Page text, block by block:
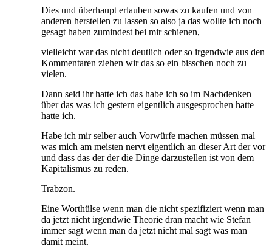
Dies und überhaupt erlauben sowas zu kaufen und von
anderen herstellen zu lassen so also ja das wollte ich noch
gesagt haben zumindest bei mir schienen,
vielleicht war das nicht deutlich oder so irgendwie aus den
Kommentaren ziehen wir das so ein bisschen noch zu
vielen.
Dann seid ihr hatte ich das habe ich so im Nachdenken
über das was ich gestern eigentlich ausgesprochen hatte
hatte ich.
Habe ich mir selber auch Vorwürfe machen müssen mal
was mich am meisten nervt eigentlich an dieser Art der vor
und dass das der der die Dinge darzustellen ist von dem
Kapitalismus zu reden.
Trabzon.
Eine Worthülse wenn man die nicht spezifiziert wenn man
da jetzt nicht irgendwie Theorie dran macht wie Stefan
immer sagt wenn man da jetzt nicht mal sagt was man
damit meint.